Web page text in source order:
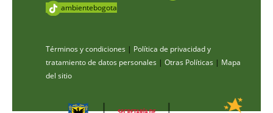
ambientebogota
Términos y condiciones | Política de privacidad y
tratamiento de datos personales | Otras Políticas | Mapa
del sitio